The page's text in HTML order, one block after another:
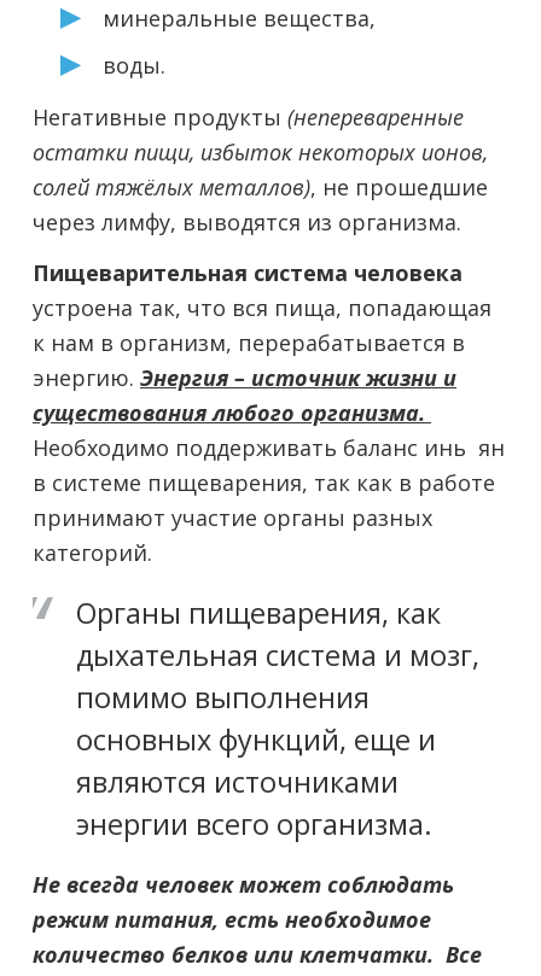
минеральные вещества,
воды.
Негативные продукты (непереваренные
остатки пищи, избыток некоторых ионов,
солей тяжёлых металлов), не прошедшие
через лимфу, выводятся из организма.
Пищеварительная система человека
устроена так, что вся пища, попадающая
к нам в организм, перерабатывается в
энергию. Энергия – источник жизни и
существования любого организма.
Необходимо поддерживать баланс инь ян
в системе пищеварения, так как в работе
принимают участие органы разных
категорий.
Органы пищеварения, как
дыхательная система и мозг,
помимо выполнения
основных функций, еще и
являются источниками
энергии всего организма.
Не всегда человек может соблюдать
режим питания, есть необходимое
количество белков или клетчатки. Все